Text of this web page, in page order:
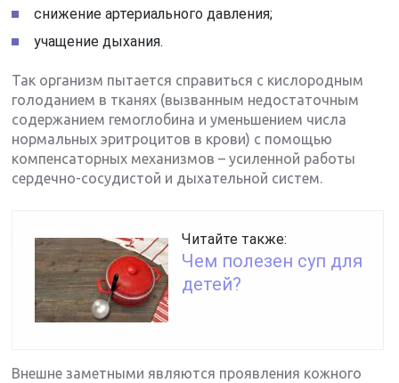
снижение артериального давления;
учащение дыхания.
Так организм пытается справиться с кислородным
голоданием в тканях (вызванным недостаточным
содержанием гемоглобина и уменьшением числа
нормальных эритроцитов в крови) с помощью
компенсаторных механизмов – усиленной работы
сердечно-сосудистой и дыхательной систем.
Читайте также:
Чем полезен суп для
детей?
Внешне заметными являются проявления кожного